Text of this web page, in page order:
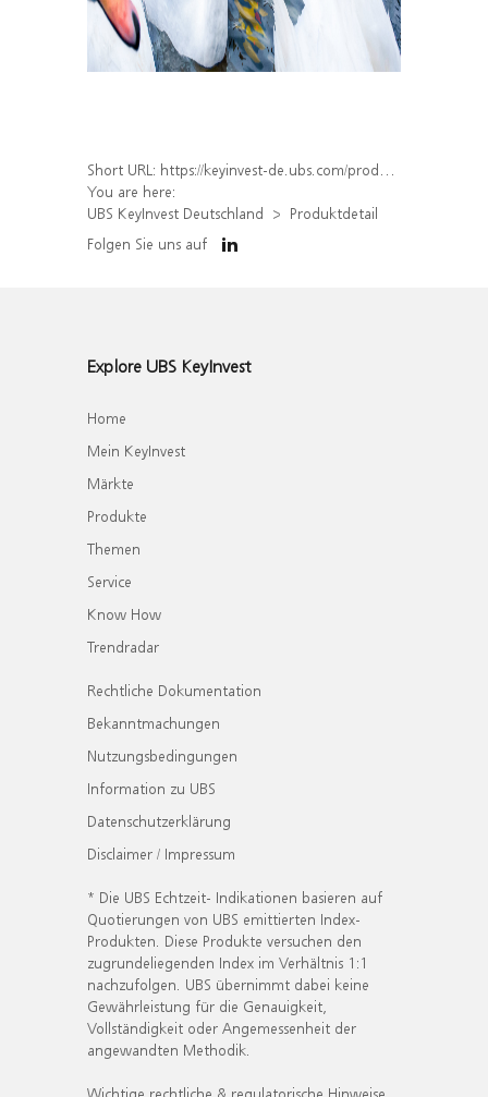
Short URL: https://keyinvest-de.ubs.com/produkt/detail/index/isin/DE000WA5WXS8
You are here:
UBS KeyInvest Deutschland
Produktdetail
Folgen Sie uns auf
Explore UBS KeyInvest
Home
Mein KeyInvest
Märkte
Produkte
Themen
Service
Know How
Trendradar
Rechtliche Dokumentation
Bekanntmachungen
Nutzungsbedingungen
Information zu UBS
Datenschutzerklärung
Disclaimer / Impressum
* Die UBS Echtzeit- Indikationen basieren auf
Quotierungen von UBS emittierten Index-
Produkten. Diese Produkte versuchen den
zugrundeliegenden Index im Verhältnis 1:1
nachzufolgen. UBS übernimmt dabei keine
Gewährleistung für die Genauigkeit,
Vollständigkeit oder Angemessenheit der
angewandten Methodik.